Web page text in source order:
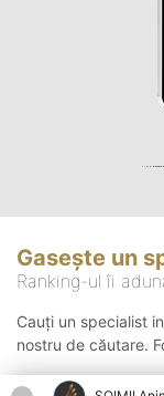
Gasește un
Ranking-ul îi
Cauți un specialist
nostru de căutare.